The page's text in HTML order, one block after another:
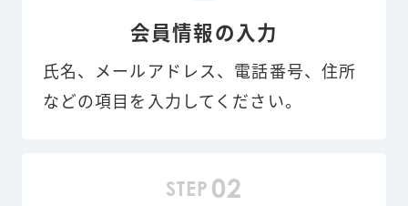
会員情報の入力
氏名、メールアドレス、電話番号、住所
などの項目を入力してください。
STEP 02